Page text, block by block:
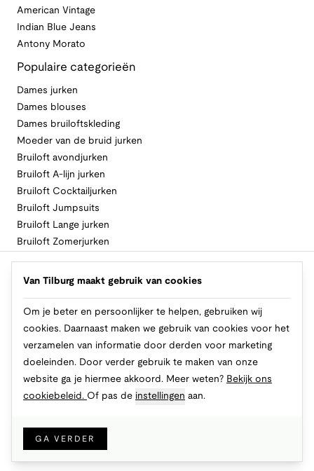
American Vintage
Indian Blue Jeans
Antony Morato
Populaire categorieën
Dames jurken
Dames blouses
Dames bruiloftskleding
Moeder van de bruid jurken
Bruiloft avondjurken
Bruiloft A-lijn jurken
Bruiloft Cocktailjurken
Bruiloft Jumpsuits
Bruiloft Lange jurken
Bruiloft Zomerjurken
Volg Van Tilburg
Makkelijk en veilig betalen
Cookies
Van Tilburg maakt gebruik van cookies
Om je beter en persoonlijker te helpen, gebruiken wij
cookies. Daarnaast maken we gebruik van cookies voor het
verzamelen van informatie door derden voor marketing
doeleinden. Door verder gebruik te maken van onze
website ga je hiermee akkoord. Meer weten? Bekijk ons
cookiebeleid. Of pas de instellingen aan.
GA VERDER